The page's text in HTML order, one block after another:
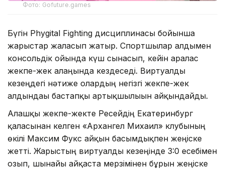
Фото: Gofuture.games
Бүгін Phygital Fighting дисциплинасы бойынша
жарыстар жалғасып жатыр. Спортшылар алдымен
консольдік ойында күш сынасып, кейін аралас
жекпе-жек алаңында кездеседі. Виртуалды
кезеңдегі нәтиже олардың негізгі жекпе-жек
алдындағы бастапқы артықшылығын айқындайды.
Алғашқы жекпе-жекте Ресейдің Екатеринбург
қаласынан келген «Архангел Михаил» клубының
өкілі Максим Фукс айқын басымдықпен жеңіске
жетті. Жарыстың виртуалды кезеңінде 3:0 есебімен
озып, шынайы айқаста мерзімінен бұрын жеңіске